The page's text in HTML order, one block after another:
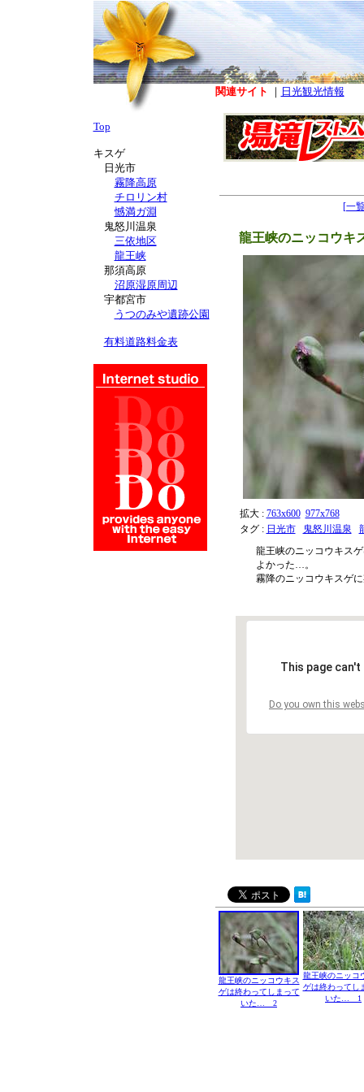
関連サイト ｜ 日光観光情報
[一
龍王峡のニッコウ
拡大 : 763x600 977x768
タグ : 日光市 鬼怒川温泉
龍王峡のニッコウキス
よかった…。
霧降のニッコウキスゲ
This page
Do you own this
龍王峡のニッコウキス
ゲは終わってしまって
いた… 2
龍王峡のニッコ
ゲは終わってし
いた… 1
Top
キスゲ
日光市
霧降高原
チロリン村
憾満ガ淵
鬼怒川温泉
三依地区
龍王峡
那須高原
沼原湿原周辺
宇都宮市
うつのみや遺跡公園
有料道路料金表